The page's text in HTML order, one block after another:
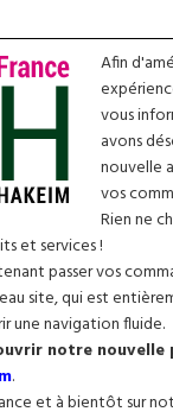
Afin
vous
avons
nouvelle
vos
Rien ne
et services !
passer vos
site, qui est
une navigation fluide.
notre
.
et à bientôt sur